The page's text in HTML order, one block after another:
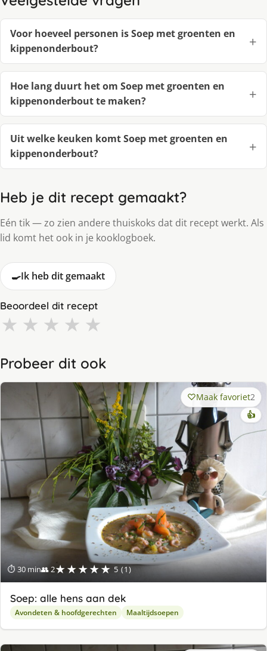
Voor hoeveel personen is Soep met groenten en
kippenonderbout?
Hoe lang duurt het om Soep met groenten en
kippenonderbout te maken?
Uit welke keuken komt Soep met groenten en
kippenonderbout?
Heb je dit recept gemaakt?
Eén tik — zo zien andere thuiskoks dat dit recept werkt. Als
lid komt het ook in je kooklogboek.
🍳Ik heb dit gemaakt
Beoordeel dit recept
★ ★ ★ ★ ★
Probeer dit ook
⏱ 30 min👥 2★★★★★ 5 (1)
Maak favoriet2
👍
Soep: alle hens aan dek
Avondeten & hoofdgerechten Maaltijdsoepen